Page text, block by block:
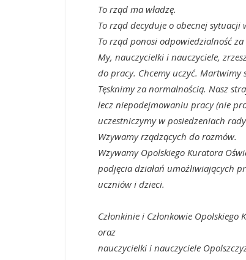
To rząd ma władzę.
To rząd decyduje o obecnej sytuacji
To rząd ponosi odpowiedzialność
My, nauczycielki i nauczyciele,
do pracy. Chcemy uczyć. Martwimy
Tęsknimy za normalnością. Nasz
lecz niepodejmowaniu pracy (nie
uczestniczymy w posiedzeniach
Wzywamy rządzących do rozmów.
Wzywamy Opolskiego Kuratora
podjęcia działań umożliwiających
uczniów i dzieci.
Członkinie i Członkowie Opolskiego
oraz
nauczycielki i nauczyciele